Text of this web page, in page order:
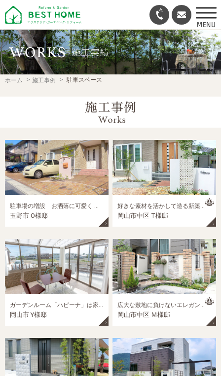
ホーム 施工事例 駐車スペース
玉野市 O様邸
好きな素材を活かして造る新築外構
岡山市中区 T様邸
岡山市 Y様邸
広大な敷地に負けないエレガントデザインの門廻り外構
岡山市中区 Ｍ様邸